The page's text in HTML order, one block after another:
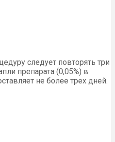
следует повторять три
препарата (0,05%) в
не более трех дней.